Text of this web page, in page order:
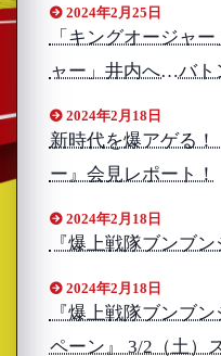
2024年2月25日
「キングオージャ
ャー」井内へ…バト
2024年2月18日
新時代を爆アゲる
ー』会見レポート！
2024年2月18日
『爆上戦隊ブンブ
2024年2月18日
『爆上戦隊ブンブ
ペーン』 3/2（土）